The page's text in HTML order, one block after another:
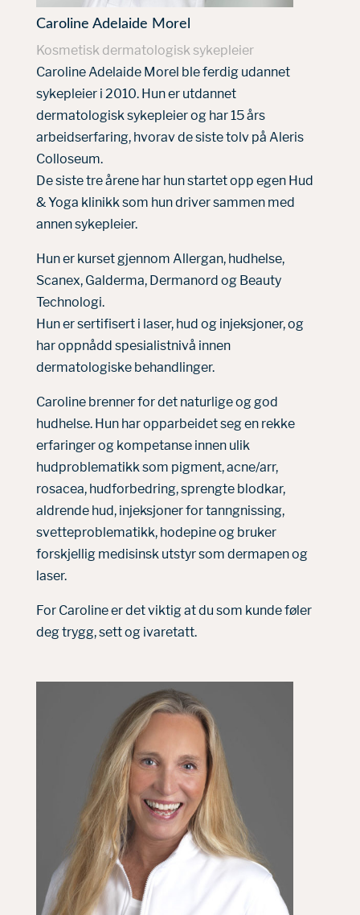
Caroline Adelaide Morel
Kosmetisk dermatologisk sykepleier
Caroline Adelaide Morel ble ferdig udannet
sykepleier i 2010. Hun er utdannet
dermatologisk sykepleier og har 15 års
arbeidserfaring, hvorav de siste tolv på Aleris
Colloseum.
De siste tre årene har hun startet opp egen Hud
& Yoga klinikk som hun driver sammen med
annen sykepleier.
Hun er kurset gjennom Allergan, hudhelse,
Scanex, Galderma, Dermanord og Beauty
Technologi.
Hun er sertifisert i laser, hud og injeksjoner, og
har oppnådd spesialistnivå innen
dermatologiske behandlinger.
Caroline brenner for det naturlige og god
hudhelse. Hun har opparbeidet seg en rekke
erfaringer og kompetanse innen ulik
hudproblematikk som pigment, acne/arr,
rosacea, hudforbedring, sprengte blodkar,
aldrende hud, injeksjoner for tanngnissing,
svetteproblematikk, hodepine og bruker
forskjellig medisinsk utstyr som dermapen og
laser.
For Caroline er det viktig at du som kunde føler
deg trygg, sett og ivaretatt.